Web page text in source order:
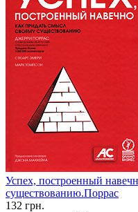
Успех, построенный
существованию.Поррас
132 грн.